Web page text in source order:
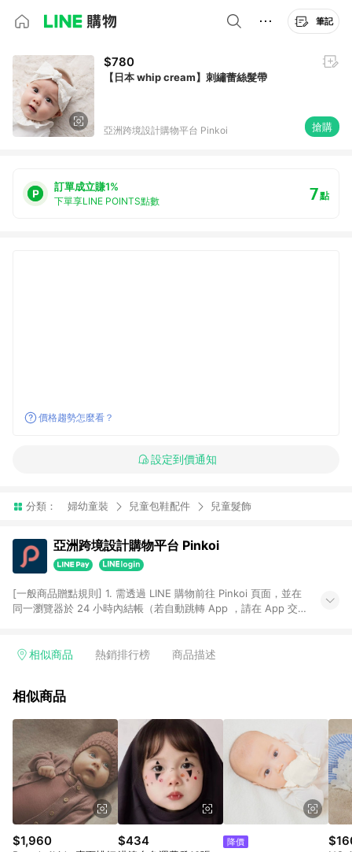
筆記
$780
【日本 whip cream】刺繡蕾絲髮帶
亞洲跨境設計購物平台 Pinkoi 搶購
訂單成立賺1%
下單享LINE POINTS點數 7點
價格趨勢怎麼看？
設定到價通知
分類： 婦幼童裝 兒童包鞋配件 兒童髮飾
亞洲跨境設計購物平台 Pinkoi
[一般商品贈點規則] 1. 需透過 LINE 購物前往 Pinkoi 頁面，並在
同一瀏覽器於 24 小時內結帳（若自動跳轉 App ，請在 App 交
回饋訂單不得享有 Pinkoi 站方優惠，例如首購優惠，P coins，
行為，不具贈點資格，部分退款不在此限。 6. APP 請更新至
貨後 45 天後發送。 8. 群眾募資商品，禮物卡，開館保證金，補
運費，攤位費等不具贈點資格。 9. LINE 購物站上之商品規格、
顏色、價位、贈品如與 Pinkoi 商品資訊頁及購物車不符，以
Pinkoi 購物商品資訊頁及購物車標示為準。 10. 點數紅包使用規
則請以點數紅包活動說明為準。 11. 若於 LINE 購物前往 Pinkoi
頁面後才首次下載 Pinkoi APP 並完成訂單，不符合導購資格；承
上，首次下載 Pinkoi APP 後，需透過 LINE 購物前往 Pinkoi 頁
面，方享導購資格。
相似商品 熱銷排行榜 商品描述
相似商品
$1,960 $434 降價